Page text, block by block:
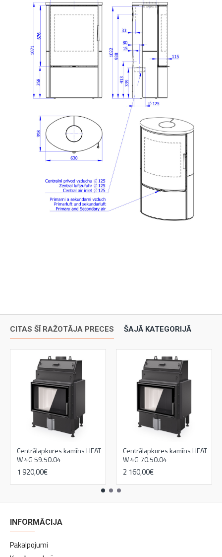
CITAS ŠĪ RAŽOTĀJA PRECES ŠAJĀ KATEGORIJĀ
Centrālapkures kamīns HEAT
W 4G 59.50.04
1 920,00€
Centrālapkures kamīns HEAT
W 4G 70.50.04
2 160,00€
INFORMĀCIJA
Pakalpojumi